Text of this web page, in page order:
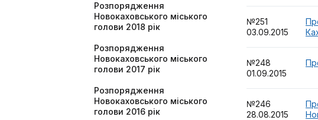
Розпорядження
Новокаховського міського
голови 2018 рік
Розпорядження
Новокаховського міського
голови 2017 рік
Розпорядження
Новокаховського міського
голови 2016 рік
№251
03.09.2015
№248
01.09.2015
№246
28.08.2015